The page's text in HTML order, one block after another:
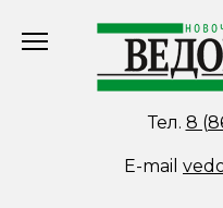
Тел. 8
E-mail